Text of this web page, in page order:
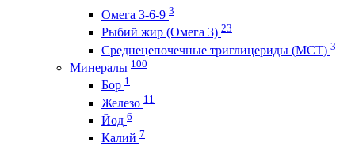
Омега 3-6-9 3
Рыбий жир (Омега 3) 23
Среднецепочечные триглицериды (MCT) 3
Минералы 100
Бор 1
Железо 11
Йод 6
Калий 7